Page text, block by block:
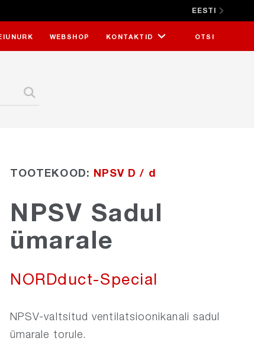
EESTI
WEBSHOP KONTAKTID OTSI
SULGE X
TOOTEKOOD: NPSV D / d
NPSV Sadul
ümarale
NORDduct-Special
NPSV-valtsitud ventilatsioonikanali sadul
ümarale torule.